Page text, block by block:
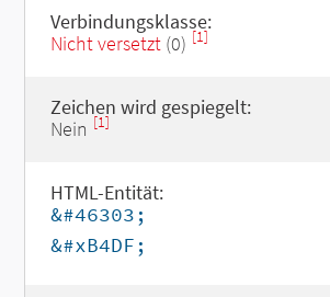
Verbindungsklasse:
Nicht versetzt(0) [1]
Zeichen wird gespiegelt:
Nein [1]
HTML-Entität:
&#46303;
&#xB4DF;